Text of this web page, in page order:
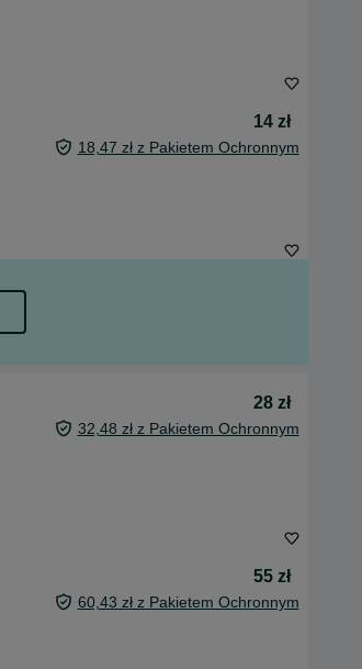
14 zł
18,47 zł z Pakietem Ochronnym
28 zł
32,48 zł z Pakietem Ochronnym
55 zł
60,43 zł z Pakietem Ochronnym